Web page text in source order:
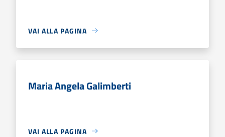
VAI ALLA PAGINA
Maria Angela Galimberti
VAI ALLA PAGINA